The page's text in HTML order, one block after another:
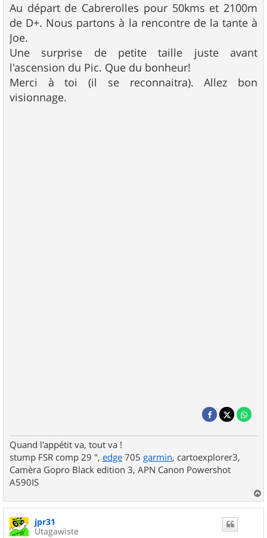
s
s
a
g
e
Au départ de Cabrerolles pour 50kms et 2100m
de D+. Nous partons à la rencontre de la tante à
Joe.
Une surprise de petite taille juste avant
l'ascension du Pic. Que du bonheur!
Merci à toi (il se reconnaitra). Allez bon
visionnage.
Quand l'appétit va, tout va !
stump FSR comp 29 ", edge 705 garmin, cartoexplorer3,
Camèra Gopro Black edition 3, APN Canon Powershot
A590IS
a
u
jpr31
Utagawiste